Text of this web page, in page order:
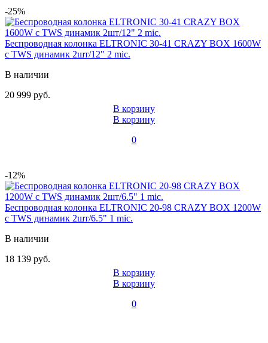
-25%
Беспроводная колонка ELTRONIC 30-41 CRAZY BOX 1600W
с TWS динамик 2шт/12" 2 mic.
В наличии
20 999 руб.
В корзину
В корзину
0
-12%
Беспроводная колонка ELTRONIC 20-98 CRAZY BOX 1200W
с TWS динамик 2шт/6.5" 1 mic.
В наличии
18 139 руб.
В корзину
В корзину
0